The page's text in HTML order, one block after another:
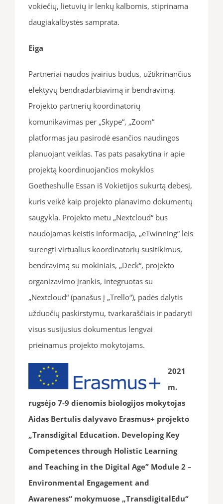
vokiečių, lietuvių ir lenkų kalbomis, stiprinama
daugiakalbystės samprata.
Eiga
Partneriai naudos įvairius būdus, užtikrinančius
efektyvų bendradarbiavimą ir bendravimą.
Projekto partnerių koordinatorių
komunikavimas per „Skype“, „Zoom“
platformas jau pasirodė esančios naudingos
planuojant veiklas. Tas pats pasakytina ir apie
projektą koordinuojančios mokyklos
Goetheshulle Essan iš Vokietijos sukurtą debesį,
kuris veikė kaip projekto planavimo dokumentų
saugykla. Projekto metu „Nextcloud“ bus
naudojamas keistis informacija, „eTwinning“ leis
surengti virtualius koordinatorių susitikimus,
bendravimą su mokiniais, „Deck“, projekto
organizavimo įrankis, integruotas su
„Nextcloud“ (panašus į „Trello“), padės dalytis
užduočių paskirstymu, tvarkaraščiais ir padaryti
visus susijusius dokumentus lengvai
prieinamus projekto mokytojams.
2021
m.
rugsėjo 7-9 dienomis biologijos mokytojas
Aidas Bertulis dalyvavo Erasmus+ projekto
„Transdigital Education. Developing Key
Competences through Holistic Learning
and Teaching in the Digital Age” Module 2 –
Environmental Engagement and
Awareness“ mokymuose „TransdigitalEdu“